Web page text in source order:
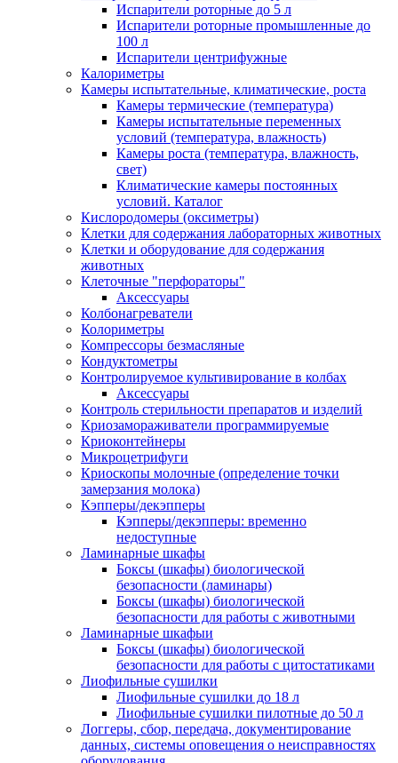
Испарители роторные до 5 л
Испарители роторные промышленные до
100 л
Испарители центрифужные
Калориметры
Камеры испытательные, климатические, роста
Камеры термические (температура)
Камеры испытательные переменных
условий (температура, влажность)
Камеры роста (температура, влажность,
свет)
Климатические камеры постоянных
условий. Каталог
Кислородомеры (оксиметры)
Клетки для содержания лабораторных животных
Клетки и оборудование для содержания
животных
Клеточные "перфораторы"
Аксессуары
Колбонагреватели
Колориметры
Компрессоры безмасляные
Кондуктометры
Контролируемое культивирование в колбах
Аксессуары
Контроль стерильности препаратов и изделий
Криозамораживатели программируемые
Криоконтейнеры
Микроцетрифуги
Криоскопы молочные (определение точки
замерзания молока)
Кэпперы/декэпперы
Кэпперы/декэпперы: временно
недоступные
Ламинарные шкафы
Боксы (шкафы) биологической
безопасности (ламинары)
Боксы (шкафы) биологической
безопасности для работы с животными
Ламинарные шкафыи
Боксы (шкафы) биологической
безопасности для работы с цитостатиками
Лиофильные сушилки
Лиофильные сушилки до 18 л
Лиофильные сушилки пилотные до 50 л
Логгеры, сбор, передача, документирование
данных, системы оповещения о неисправностях